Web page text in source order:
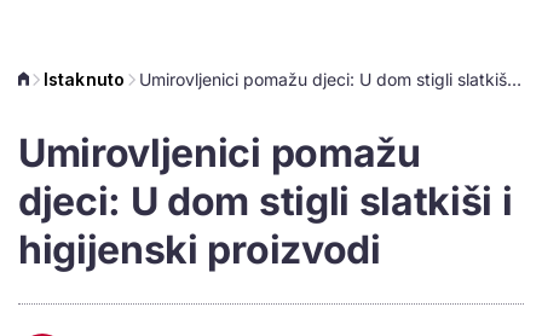
Istaknuto Umirovljenici pomažu djeci: U dom stigli slatkiši i higijenski proizvodi
Umirovljenici pomažu
djeci: U dom stigli slatkiši i
higijenski proizvodi